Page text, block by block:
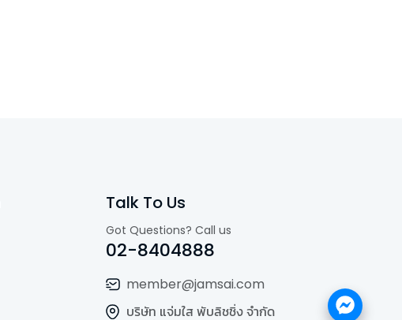
Talk To Us
Got Questions? Call us
02-8404888
member@jamsai.com
บริษัท แจ่มใส พับลิชชิ่ง จำกัด